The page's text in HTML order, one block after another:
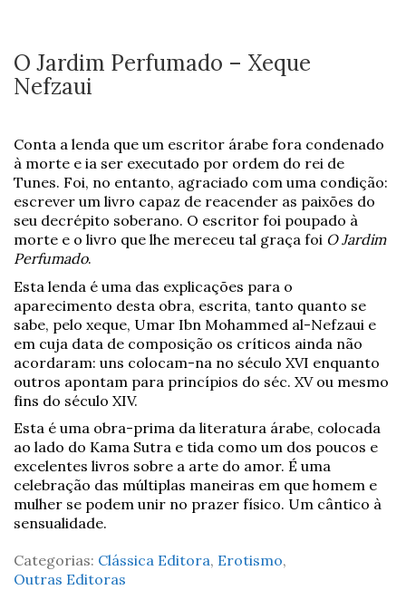
O Jardim Perfumado – Xeque
Nefzaui
Conta a lenda que um escritor árabe fora condenado
à morte e ia ser executado por ordem do rei de
Tunes. Foi, no entanto, agraciado com uma condição:
escrever um livro capaz de reacender as paixões do
seu decrépito soberano. O escritor foi poupado à
morte e o livro que lhe mereceu tal graça foi O Jardim
Perfumado.
Esta lenda é uma das explicações para o
aparecimento desta obra, escrita, tanto quanto se
sabe, pelo xeque, Umar Ibn Mohammed al-Nefzaui e
em cuja data de composição os críticos ainda não
acordaram: uns colocam-na no século XVI enquanto
outros apontam para princípios do séc. XV ou mesmo
fins do século XIV.
Esta é uma obra-prima da literatura árabe, colocada
ao lado do Kama Sutra e tida como um dos poucos e
excelentes livros sobre a arte do amor. É uma
celebração das múltiplas maneiras em que homem e
mulher se podem unir no prazer físico. Um cântico à
sensualidade.
Categorias: Clássica Editora, Erotismo,
Outras Editoras